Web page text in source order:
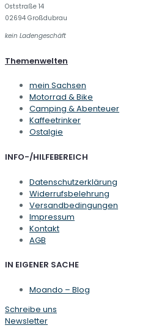
Oststraße 14
02694 Großdubrau
kein Ladengeschäft
Themenwelten
mein Sachsen
Motorrad & Bike
Camping & Abenteuer
Kaffeetrinker
Ostalgie
INFO-/HILFEBEREICH
Datenschutzerklärung
Widerrufsbelehrung
Versandbedingungen
Impressum
Kontakt
AGB
IN EIGENER SACHE
Moando – Blog
Schreibe uns
Newsletter